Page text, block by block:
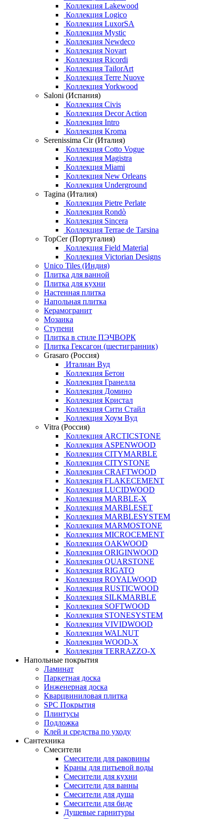
Коллекция Lakewood
Коллекция Logico
Коллекция LuxorSA
Коллекция Mystic
Коллекция Newdeco
Коллекция Novart
Коллекция Ricordi
Коллекция TailorArt
Коллекция Terre Nuove
Коллекция Yorkwood
Saloni (Испания)
Коллекция Civis
Коллекция Decor Action
Коллекция Intro
Коллекция Kroma
Serenissima Cir (Италия)
Коллекция Cotto Vogue
Коллекция Magistra
Коллекция Miami
Коллекция New Orleans
Коллекция Underground
Tagina (Италия)
Коллекция Pietre Perlate
Коллекция Rondò
Коллекция Sincera
Коллекция Terrae de Tarsina
TopCer (Португалия)
Коллекция Field Material
Коллекция Victorian Designs
Unico Tiles (Индия)
Плитка для ванной
Плитка для кухни
Настенная плитка
Напольная плитка
Керамогранит
Мозаика
Ступени
Плитка в стиле ПЭЧВОРК
Плитка Гексагон (шестигранник)
Grasaro (Россия)
Италиан Вуд
Коллекция Бетон
Коллекция Гранелла
Коллекция Домино
Коллекция Кристал
Коллекция Сити Стайл
Коллекция Хоум Вуд
Vitra (Россия)
Коллекция ARCTICSTONE
Коллекция ASPENWOOD
Коллекция CITYMARBLE
Коллекция CITYSTONE
Коллекция CRAFTWOOD
Коллекция FLAKECEMENT
Коллекция LUCIDWOOD
Коллекция MARBLE-X
Коллекция MARBLESET
Коллекция MARBLESYSTEM
Коллекция MARMOSTONE
Коллекция MICROCEMENT
Коллекция OAKWOOD
Коллекция ORIGINWOOD
Коллекция QUARSTONE
Коллекция RIGATO
Коллекция ROYALWOOD
Коллекция RUSTICWOOD
Коллекция SILKMARBLE
Коллекция SOFTWOOD
Коллекция STONESYSTEM
Коллекция VIVIDWOOD
Коллекция WALNUT
Коллекция WOOD-X
Коллекция ТЕRRАZZO-X
Напольные покрытия
Ламинат
Паркетная доска
Инженерная доска
Кварцвиниловая плитка
SPC Покрытия
Плинтусы
Подложка
Клей и средства по уходу
Сантехника
Смесители
Смесители для раковины
Краны для питьевой воды
Смесители для кухни
Смесители для ванны
Смесители для душа
Смесители для биде
Душевые гарнитуры